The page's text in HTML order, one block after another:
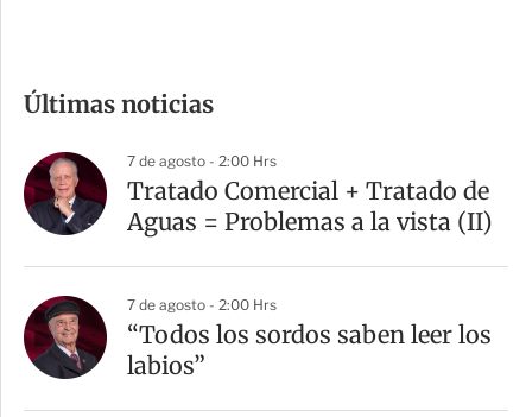
p
a
r
t
Últimas noticias
7 de agosto - 2:00 Hrs
Tratado Comercial + Tratado de
Aguas = Problemas a la vista (II)
7 de agosto - 2:00 Hrs
“Todos los sordos saben leer los
labios”